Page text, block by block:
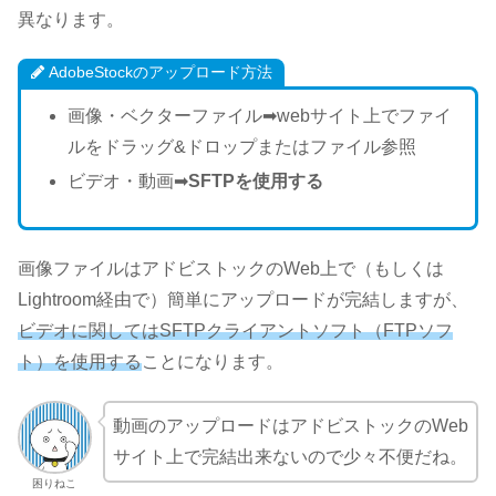
異なります。
AdobeStockのアップロード方法
画像・ベクターファイル➡︎webサイト上でファイ
ルをドラッグ&ドロップまたはファイル参照
ビデオ・動画➡︎SFTPを使用する
画像ファイルはアドビストックのWeb上で（もしくは
Lightroom経由で）簡単にアップロードが完結しますが、
ビデオに関してはSFTPクライアントソフト（FTPソフ
ト）を使用することになります。
困りねこ
動画のアップロードはアドビストックのWeb
サイト上で完結出来ないので少々不便だね。